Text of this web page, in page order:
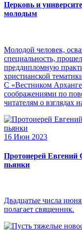
Церковь и
молодым
Молодой человек,
специальность,
преддипломную
христианской
С «Вестником
соображениями по
читателям о взглядах
16 Июн 2023
Протоиерей
пьянки
Двадцатые числа
полагает священник.